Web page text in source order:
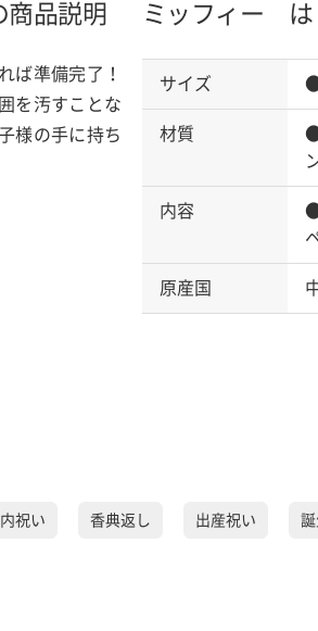
品説明
ば準備完了！
を汚すことな
様の手に持ち
ミッフィー は
サイズ
材質
●
内容
●
原産国
祝い 香典返し 出産祝い 誕